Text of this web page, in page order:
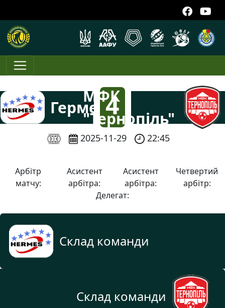
Гермес-7
4
:
МФК
"Тернопіль"
2025-11-29 22:45
Арбітр
матчу:
Асистент
арбітра:
Асистент
арбітра:
Четвертий
арбітр:
Делегат:
Склад команди
Склад команди